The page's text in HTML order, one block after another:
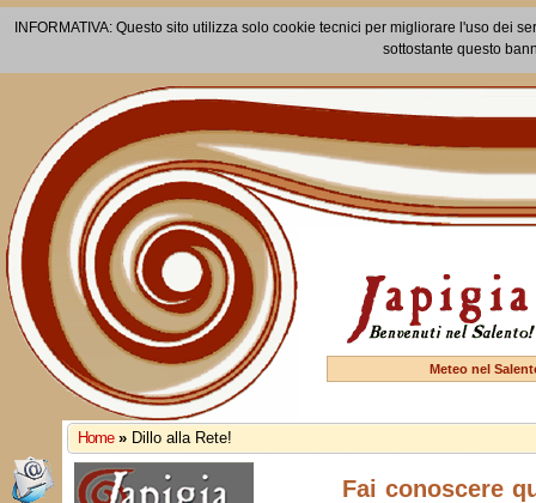
INFORMATIVA: Questo sito utilizza solo cookie tecnici per migliorare l'uso dei
sottostante questo
Meteo nel
Home » Dillo alla Rete!
Fai conoscere